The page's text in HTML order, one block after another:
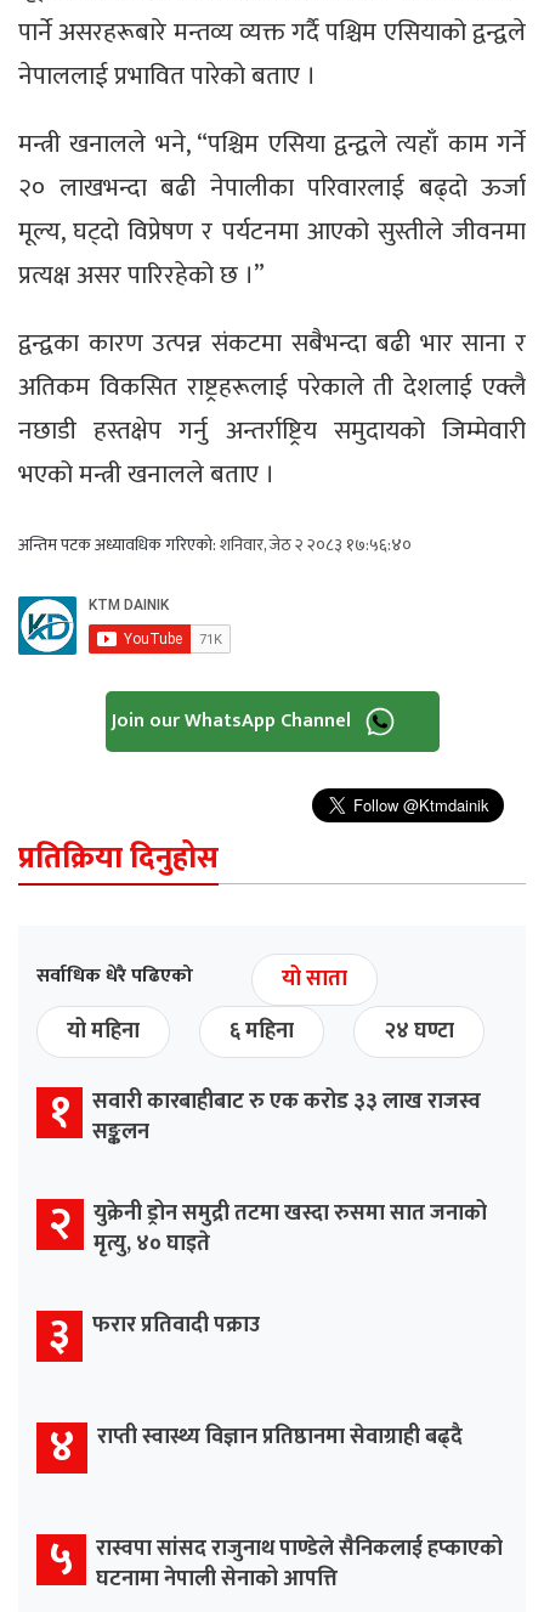
पार्ने असरहरूबारे मन्तव्य व्यक्त गर्दै पश्चिम एसियाको द्वन्द्वले
नेपाललाई प्रभावित पारेको बताए ।
मन्त्री खनालले भने, “पश्चिम एसिया द्वन्द्वले त्यहाँ काम गर्ने
२० लाखभन्दा बढी नेपालीका परिवारलाई बढ्दो ऊर्जा
मूल्य, घट्दो विप्रेषण र पर्यटनमा आएको सुस्तीले जीवनमा
प्रत्यक्ष असर पारिरहेको छ ।”
द्वन्द्वका कारण उत्पन्न संकटमा सबैभन्दा बढी भार साना र
अतिकम विकसित राष्ट्रहरूलाई परेकाले ती देशलाई एक्लै
नछाडी हस्तक्षेप गर्नु अन्तर्राष्ट्रिय समुदायको जिम्मेवारी
भएको मन्त्री खनालले बताए ।
अन्तिम पटक अध्यावधिक गरिएको:शनिवार, जेठ २ २०८३ १७:५६:४०
Join our WhatsApp Channel
प्रतिक्रिया दिनुहोस
सर्वाधिक धेरै पढिएको
यो साता
यो महिना
६ महिना २४ घण्टा
१ सवारी कारबाहीबाट रु एक करोड ३३ लाख राजस्व
सङ्कलन
२ युक्रेनी ड्रोन समुद्री तटमा खस्दा रुसमा सात जनाको
मृत्यु, ४० घाइते
३ फरार प्रतिवादी पक्राउ
४ राप्ती स्वास्थ्य विज्ञान प्रतिष्ठानमा सेवाग्राही बढ्दै
५ रास्वपा सांसद राजुनाथ पाण्डेले सैनिकलाई हप्काएको
घटनामा नेपाली सेनाको आपत्ति